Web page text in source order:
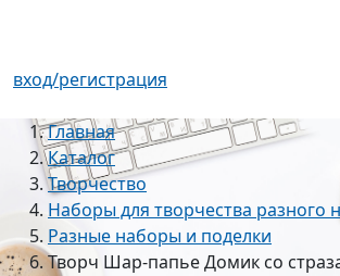
вход/регистрация
Главная
Каталог
Творчество
Наборы для творчества разного
Разные наборы и поделки
Творч Шар-папье Домик со